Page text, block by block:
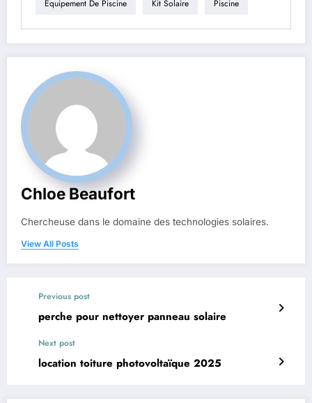
Équipement De Piscine Kit Solaire Piscine
Chloe Beaufort
Chercheuse dans le domaine des technologies solaires.
View All Posts
Previous post
perche pour nettoyer panneau solaire
Next post
location toiture photovoltaïque 2025